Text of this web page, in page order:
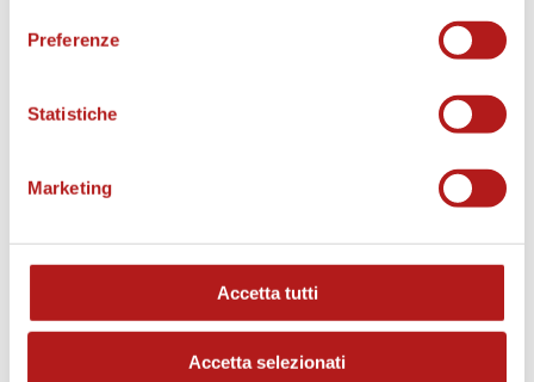
Preferenze
Statistiche
Marketing
Accetta tutti
Accetta selezionati
MATCH PROGRAM